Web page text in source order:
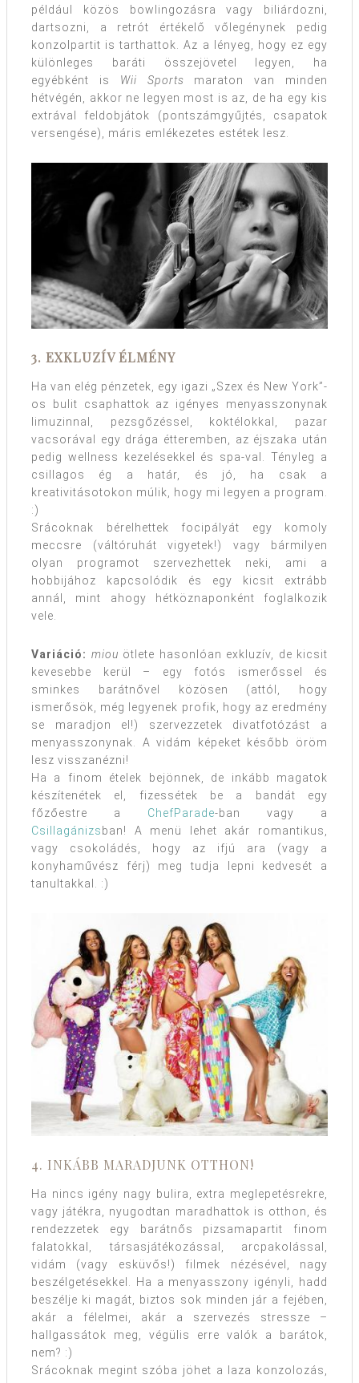
például közös bowlingozásra vagy biliárdozni,
dartsozni, a retrót értékelő vőlegénynek pedig
konzolpartit is tarthattok. Az a lényeg, hogy ez egy
különleges baráti összejövetel legyen, ha
egyébként is Wii Sports maraton van minden
hétvégén, akkor ne legyen most is az, de ha egy kis
extrával feldobjátok (pontszámgyűjtés, csapatok
versengése), máris emlékezetes estétek lesz.
3. EXKLUZÍV ÉLMÉNY
Ha van elég pénzetek, egy igazi „Szex és New York”-
os bulit csaphattok az igényes menyasszonynak
limuzinnal, pezsgőzéssel, koktélokkal, pazar
vacsorával egy drága étteremben, az éjszaka után
pedig wellness kezelésekkel és spa-val. Tényleg a
csillagos ég a határ, és jó, ha csak a
kreativitásotokon múlik, hogy mi legyen a program.
:)
Srácoknak bérelhettek focipályát egy komoly
meccsre (váltóruhát vigyetek!) vagy bármilyen
olyan programot szervezhettek neki, ami a
hobbijához kapcsolódik és egy kicsit extrább
annál, mint ahogy hétköznaponként foglalkozik
vele.
Variáció: miou ötlete hasonlóan exkluzív, de kicsit
kevesebbe kerül – egy fotós ismerőssel és
sminkes barátnővel közösen (attól, hogy
ismerősök, még legyenek profik, hogy az eredmény
se maradjon el!) szervezzetek divatfotózást a
menyasszonynak. A vidám képeket később öröm
lesz visszanézni!
Ha a finom ételek bejönnek, de inkább magatok
készítenétek el, fizessétek be a bandát egy
főzőestre a ChefParade-ban vagy a
Csillagánizs ban! A menü lehet akár romantikus,
vagy csokoládés, hogy az ifjú ara (vagy a
konyhaművész férj) meg tudja lepni kedvesét a
tanultakkal. :)
4. INKÁBB MARADJUNK OTTHON!
Ha nincs igény nagy bulira, extra meglepetésrekre,
vagy játékra, nyugodtan maradhattok is otthon, és
rendezzetek egy barátnős pizsamapartit finom
falatokkal, társasjátékozással, arcpakolással,
vidám (vagy esküvős!) filmek nézésével, nagy
beszélgetésekkel. Ha a menyasszony igényli, hadd
beszélje ki magát, biztos sok minden jár a fejében,
akár a félelmei, akár a szervezés stressze –
hallgassátok meg, végülis erre valók a barátok,
nem? :)
Srácoknak megint szóba jöhet a laza konzolozás,